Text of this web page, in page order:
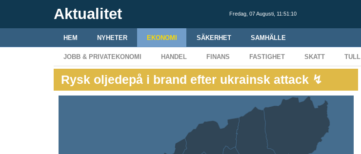
Aktualitet Fredag,07 Augusti 11:51:11
HEM NYHETER EKONOMI SÄKERHET SAMHÄLLE
JOBB & PRIVATEKONOMI HANDEL FINANS FASTIGHET SKATT TULL
Rysk oljedepå i brand efter ukrainsk attack ↯